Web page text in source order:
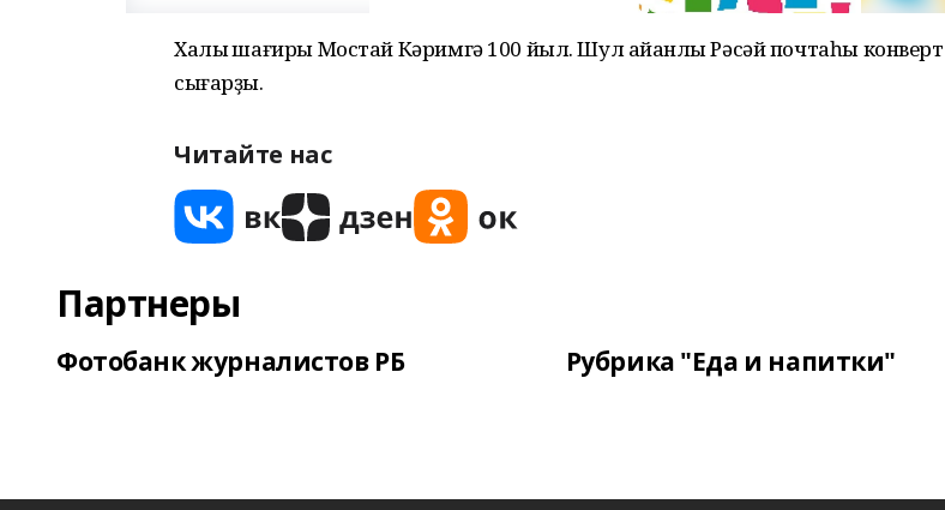
Халыҡ шағиры Мостай Кәримгә 100 йыл. Шул айҡанлы Рәсәй почтаһы конверт
сығарҙы.
Читайте нас
Партнеры
Фотобанк журналистов РБ Рубрика "Еда и напитки"